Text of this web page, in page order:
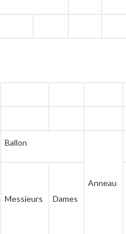
Ballon
Anneau
Messieurs
Dames